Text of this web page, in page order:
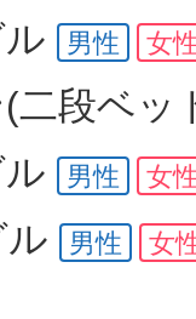
男性 女
(二段ベッ
男性 女
ル 男性 女